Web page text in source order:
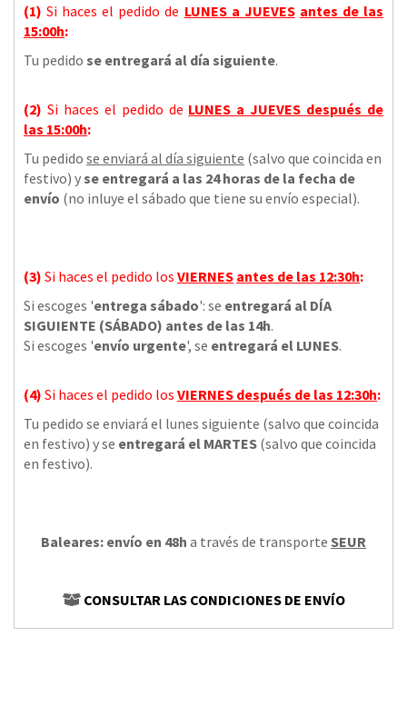
(1)Si haces el pedido de LUNES a JUEVES antes de las
15:00h:
Tu pedido se entregará al día siguiente.
(2) Si haces el pedido de LUNES a JUEVES después de
las 15:00h:
Tu pedido se enviará al día siguiente (salvo que coincida en
festivo) yse entregará a las 24 horas de la fecha de
envío (no inluye el sábado que tiene su envío especial).
(3) Si haces el pedido los VIERNES antes de las 12:30h:
Si escoges 'entrega sábado': se entregará al DÍA
SIGUIENTE (SÁBADO) antes de las 14h.
Si escoges 'envío urgente', se entregará el LUNES.
(4) Si haces el pedido los VIERNES después de las 12:30h:
Tu pedido se enviará el lunes siguiente (salvo que coincida
en festivo) y se entregará el MARTES (salvo que coincida
en festivo).
Baleares: envío en 48h a través de transporte SEUR
CONSULTAR LAS CONDICIONES DE ENVÍO